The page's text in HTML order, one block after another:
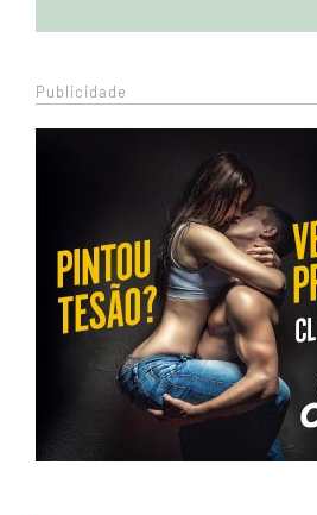
Publicidade